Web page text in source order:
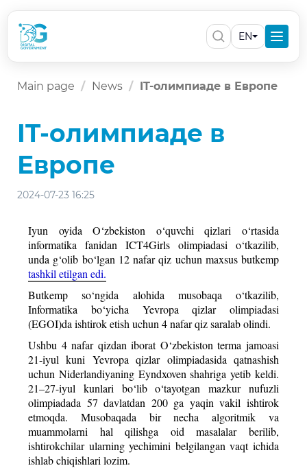
EN
Main page News IT-олимпиаде в Европе
IT-олимпиаде в
Европе
2024-07-23 16:25
Iyun oyida O‘zbekiston o‘quvchi qizlari o‘rtasida
informatika fanidan ICT4Girls olimpiadasi o‘tkazilib,
unda g‘olib bo‘lgan 12 nafar qiz uchun maxsus butkemp
tashkil etilgan edi.
Butkemp so‘ngida alohida musobaqa o‘tkazilib,
Informatika bo‘yicha Yevropa qizlar olimpiadasi
(EGOI)da ishtirok etish uchun 4 nafar qiz saralab olindi.
Ushbu 4 nafar qizdan iborat O‘zbekiston terma jamoasi
21-iyul kuni Yevropa qizlar olimpiadasida qatnashish
uchun Niderlandiyaning Eyndxoven shahriga yetib keldi.
21–27-iyul kunlari bo‘lib o‘tayotgan mazkur nufuzli
olimpiadada 57 davlatdan 200 ga yaqin vakil ishtirok
etmoqda. Musobaqada bir necha algoritmik va
muammolarni hal qilishga oid masalalar berilib,
ishtirokchilar ularning yechimini belgilangan vaqt ichida
ishlab chiqishlari lozim.